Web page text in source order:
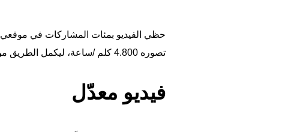
حظي الفيديو بمئات المشاركات في موقعي
تصوره 4.800 كلم /ساعة، ليكمل الطريق من محطة شين أوساكا إلى طوكيو (502.3 كلم) في 10 دقائق".
فيديو معدّل